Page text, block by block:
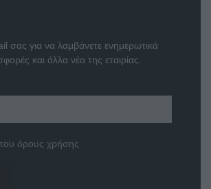
σας για να λαμβάνετε ενημερωτικά
και άλλα νέα της εταιρίας.
όρους χρήσης